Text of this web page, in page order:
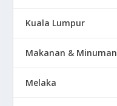
Kuala Lumpur
Makanan & Minuman
Melaka